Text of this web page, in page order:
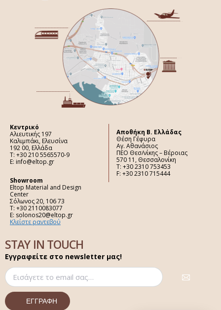
Κεντρικό
Αλιευτικής 197
Καλιμπάκι, Ελευσίνα
192 00, Ελλάδα
Τ: +30 210 5565570-9
E: info@eltop.gr
Showroom
Eltop Material and Design
Center
Σόλωνος 20, 106 73
Τ: +30 2110083077
E: solonos20@eltop.gr
Κλείστε ραντεβού
Aποθήκη Β. Ελλάδας
Θέση Γέφυρα
Αγ. Αθανάσιος
ΠΕΟ Θεσ/νίκης – Βέροιας
570 11, Θεσσαλονίκη
Τ: +30 2310 753453
F: +30 2310 715444
STAY IN TOUCH
Εγγραφείτε στο newsletter μας!